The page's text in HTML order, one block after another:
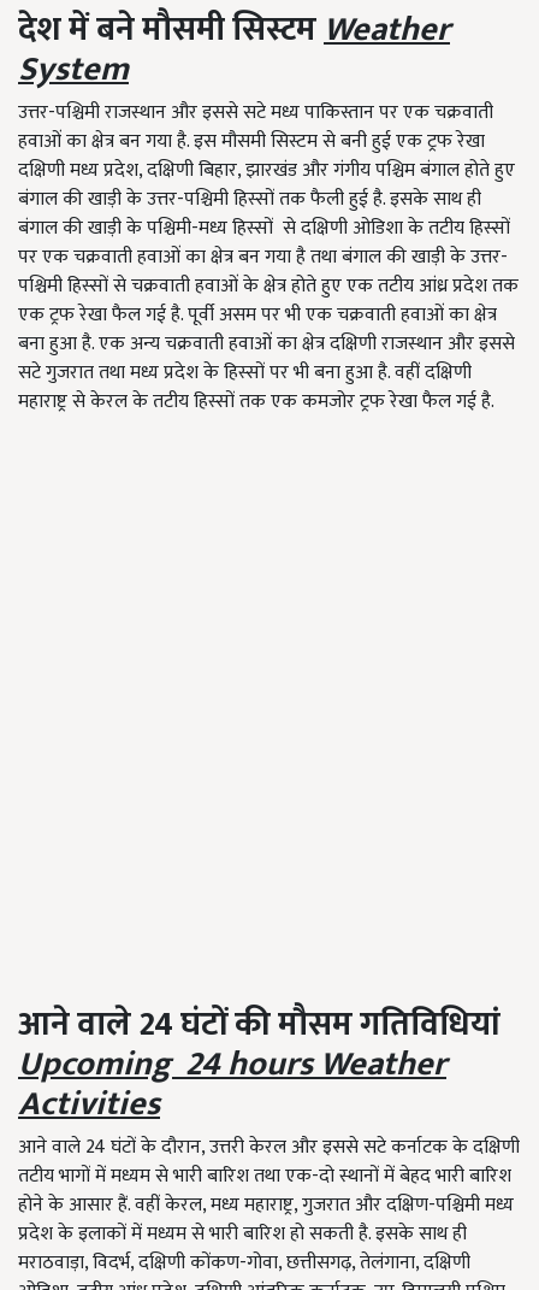
देश में बने मौसमी सिस्टमWeather
System
उत्तर-पश्चिमी राजस्थान और इससे सटे मध्य पाकिस्तान पर एक चक्रवाती
हवाओं का क्षेत्र बन गया है. इस मौसमी सिस्टम से बनी हुई एक ट्रफ रेखा
दक्षिणी मध्य प्रदेश, दक्षिणी बिहार, झारखंड और गंगीय पश्चिम बंगाल होते हुए
बंगाल की खाड़ी के उत्तर-पश्चिमी हिस्सों तक फैली हुई है. इसके साथ ही
बंगाल की खाड़ी के पश्चिमी-मध्य हिस्सों से दक्षिणी ओडिशा के तटीय हिस्सों
पर एक चक्रवाती हवाओं का क्षेत्र बन गया है तथा बंगाल की खाड़ी के उत्तर-
पश्चिमी हिस्सों से चक्रवाती हवाओं के क्षेत्र होते हुए एक तटीय आंध्र प्रदेश तक
एक ट्रफ रेखा फैल गई है. पूर्वी असम पर भी एक चक्रवाती हवाओं का क्षेत्र
बना हुआ है. एक अन्य चक्रवाती हवाओं का क्षेत्र दक्षिणी राजस्थान और इससे
सटे गुजरात तथा मध्य प्रदेश के हिस्सों पर भी बना हुआ है. वहीं दक्षिणी
महाराष्ट्र से केरल के तटीय हिस्सों तक एक कमजोर ट्रफ रेखा फैल गई है.
आने वाले 24 घंटों की मौसम गतिविधियां
Upcoming 24 hours Weather
Activities
आने वाले 24 घंटों के दौरान, उत्तरी केरल और इससे सटे कर्नाटक के दक्षिणी
तटीय भागों में मध्यम से भारी बारिश तथा एक-दो स्थानों में बेहद भारी बारिश
होने के आसार हैं. वहीं केरल, मध्य महाराष्ट्र, गुजरात और दक्षिण-पश्चिमी मध्य
प्रदेश के इलाकों में मध्यम से भारी बारिश हो सकती है. इसके साथ ही
मराठवाड़ा, विदर्भ, दक्षिणी कोंकण-गोवा, छत्तीसगढ़, तेलंगाना, दक्षिणी